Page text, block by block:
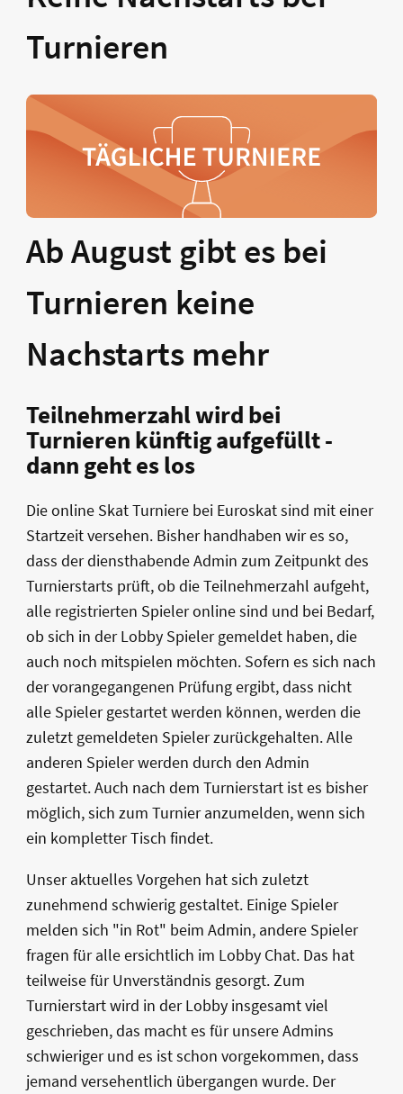
Turnieren
Ab August gibt es bei
Turnieren keine
Nachstarts mehr
Teilnehmerzahl wird bei
Turnieren künftig aufgefüllt -
dann geht es los
Die online Skat Turniere bei Euroskat sind mit einer
Startzeit versehen. Bisher handhaben wir es so,
dass der diensthabende Admin zum Zeitpunkt des
Turnierstarts prüft, ob die Teilnehmerzahl aufgeht,
alle registrierten Spieler online sind und bei Bedarf,
ob sich in der Lobby Spieler gemeldet haben, die
auch noch mitspielen möchten. Sofern es sich nach
der vorangegangenen Prüfung ergibt, dass nicht
alle Spieler gestartet werden können, werden die
zuletzt gemeldeten Spieler zurückgehalten. Alle
anderen Spieler werden durch den Admin
gestartet. Auch nach dem Turnierstart ist es bisher
möglich, sich zum Turnier anzumelden, wenn sich
ein kompletter Tisch findet.
Unser aktuelles Vorgehen hat sich zuletzt
zunehmend schwierig gestaltet. Einige Spieler
melden sich "in Rot" beim Admin, andere Spieler
fragen für alle ersichtlich im Lobby Chat. Das hat
teilweise für Unverständnis gesorgt. Zum
Turnierstart wird in der Lobby insgesamt viel
geschrieben, das macht es für unsere Admins
schwieriger und es ist schon vorgekommen, dass
jemand versehentlich übergangen wurde. Der